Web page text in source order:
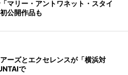
マリー・アントワネット・スタイ
公開作品も
ーズとエクセレンスが「横浜対
で